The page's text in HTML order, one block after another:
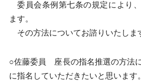
委員会条例第七条の規定により
ます。
その方法についてお諮りいたしま
○佐藤委員 座長の指名推選の方法
に指名していただきたいと思います。